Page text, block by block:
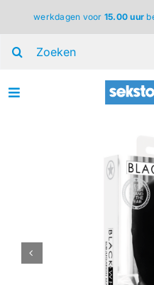
inhoud
werkdagen voor 15.00 uur
Toggle